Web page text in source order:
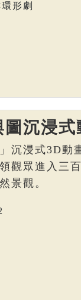
形劇
圖沉浸式
沉浸式3D動
觀眾進入三
景觀。